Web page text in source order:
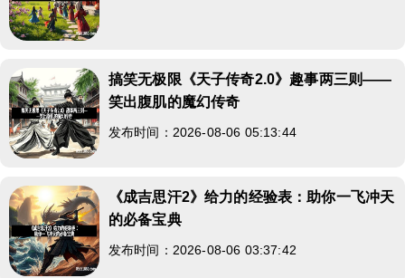
搞笑无极限《天子传奇2.0》趣事两三则——
笑出腹肌的魔幻传奇
发布时间：2026-08-06 05:13:44
《成吉思汗2》给力的经验表：助你一飞冲天
的必备宝典
发布时间：2026-08-06 03:37:42